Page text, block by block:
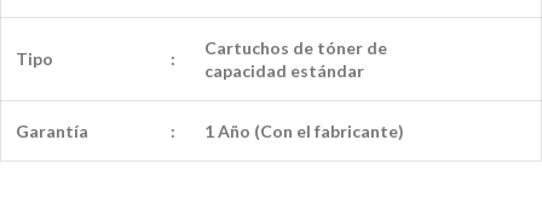
Tipo :
Cartuchos de tóner de
capacidad estándar
Garantía : 1 Año (Con el fabricante)